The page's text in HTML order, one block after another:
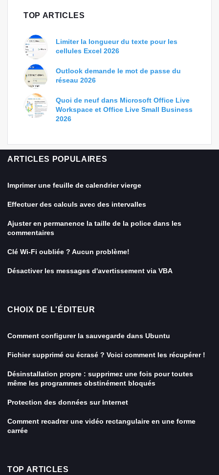
TOP ARTICLES
Limiter la longueur du texte pour les
cellules Excel 2026
Outlook demande le mot de passe du
réseau 2026
Quoi de neuf dans Microsoft Office Live
Workspace et Office Live Small Business
2026
ARTICLES POPULAIRES
Imprimer une feuille de calendrier vierge
Effectuer des calculs avec des intervalles
Ajuster en permanence la taille de la police dans les
commentaires
Clé Wi-Fi oubliée ? Aucun problème!
Désactiver les messages d'avertissement via VBA
CHOIX DE L'ÉDITEUR
Comment configurer la sauvegarde dans Ubuntu
Fichier supprimé ou écrasé ? Voici comment les récupérer !
Désinstallation propre : supprimez une fois pour toutes
même les programmes obstinément bloqués
Protection des données sur Internet
Comment recadrer une vidéo rectangulaire en une forme
carrée
TOP ARTICLES